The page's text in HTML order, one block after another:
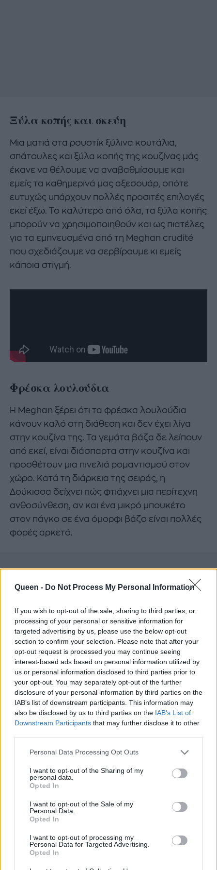
Queen - Do Not Process My Personal Information
If you wish to opt-out of the sale, sharing to third parties, or
processing of your personal or sensitive information for
targeted advertising by us, please use the below opt-out
section to confirm your selection. Please note that after your
opt-out request is processed you may continue seeing
interest-based ads based on personal information utilized by
us or personal information disclosed to third parties prior to
your opt-out. You may separately opt-out of the further
disclosure of your personal information by third parties on the
IAB’s list of downstream participants. This information may
also be disclosed by us to third parties on the IAB’s List of
Downstream Participants that may further disclose it to other
Personal Data Processing Opt Outs
I want to opt-out of the Sharing of my
personal data.
Opted In
I want to opt-out of the Sale of my
Personal Data.
Opted In
I want to opt-out of processing my
Personal Data for Targeted Advertising.
Opted In
Ξύλα κοπής και σκεύη
Μια ματιά στα ρουστίκ ξύλινα κουτάλια,
σπάτουλες και ξύλα κοπής της κουζίνας μάς
έκανε να θέλουμε να αναβαθμίσουμε και
εμείς τα καθημερινά μας αξεσουάρ, οπότε
ευτυχώς υπάρχουν πολλές προσιτές επιλογές
εκεί έξω. Το καλύτερο από όλα, τα ξύλα κοπής
μπορούν να χρησιμοποιηθούν και ως πιατέλες
για τα εμπνευσμένα από τη Meghan crudité
που σχεδιάζουμε να σερβίρουμε κι εμείς
κάποια στιγμή.
Φρέσκα λουλούδια
Η Meghan ξέρει ότι τα φρέσκα λουλούδια
κάνουν καλό στη διάθεση και δεν έχει λίγα
στην κουζίνα της. Τα γεμάτα βάζα δε λείπουν
από εκεί, είναι διάσπαρτα στην κουζίνα και
προσθέτουν μια πινελιά ρομαντισμού στον
χώρο. Κατά τη διάρκεια της σειράς, η
Δούκισσα δείχνει πώς φτιάχνει μια περίτεχνη
ανθοσύνθεση, αν και ένα μικρό μπουκέτο
στον πάγκο σε ένα όμορφι βάζο είναι πολλές
φορές αρκετό.